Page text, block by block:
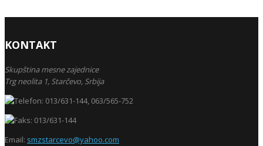
KONTAKT
Skupština mesne zajednice
Trg neolita 1, Starčevo, Srbija
013/631-144, 063/565-752
013/631-144
Email: smzstarcevo@yahoo.com